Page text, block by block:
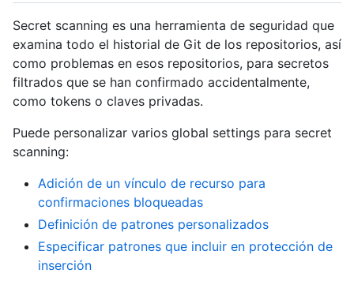
Secret scanning es una herramienta de seguridad que
examina todo el historial de Git de los repositorios, así
como problemas en esos repositorios, para secretos
filtrados que se han confirmado accidentalmente,
como tokens o claves privadas.
Puede personalizar varios global settings para secret
scanning:
Adición de un vínculo de recurso para
confirmaciones bloqueadas
Definición de patrones personalizados
Especificar patrones que incluir en protección de
inserción